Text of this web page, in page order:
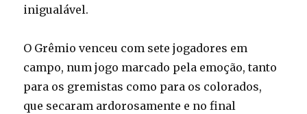
inigualável.
O Grêmio venceu com sete jogadores em
campo, num jogo marcado pela emoção, tanto
para os gremistas como para os colorados,
que secaram ardorosamente e no final